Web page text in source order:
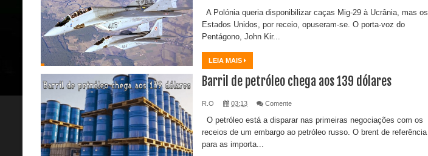
A Polónia queria disponibilizar caças Mig-29 à Ucrânia, mas os
Estados Unidos, por receio, opuseram-se. O porta-voz do
Pentágono, John Kir...
LEIA MAIS
Barril de petróleo chega aos 139 dólares
R.O 03:13 Comente
O petróleo está a disparar nas primeiras negociações com os
receios de um embargo ao petróleo russo. O brent de referência
para as importa...